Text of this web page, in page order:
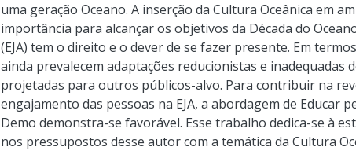
uma geração Oceano. A inserção da Cultura Oceânica em
importância para alcançar os objetivos da Década do
(EJA) tem o direito e o dever de se fazer presente. Em
ainda prevalecem adaptações reducionistas e inadequadas
projetadas para outros públicos-alvo. Para contribuir na
engajamento das pessoas na EJA, a abordagem de Educar
Demo demonstra-se favorável. Esse trabalho dedica-se à
nos pressupostos desse autor com a temática da Cultura